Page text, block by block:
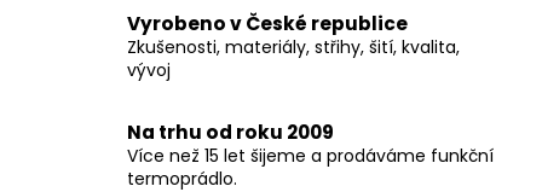
l
á
c
í
Vyrobeno v České republice
Zkušenosti, materiály, střihy, šití, kvalita,
vývoj
Na trhu od roku 2009
Více než 15 let šijeme a prodáváme funkční
termoprádlo.